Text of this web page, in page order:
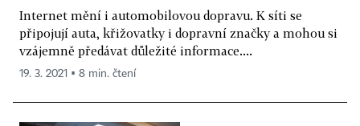
Internet mění i automobilovou dopravu. K síti se
připojují auta, křižovatky i dopravní značky a mohou si
vzájemně předávat důležité informace....
19. 3. 2021 ▪ 8 min. čtení